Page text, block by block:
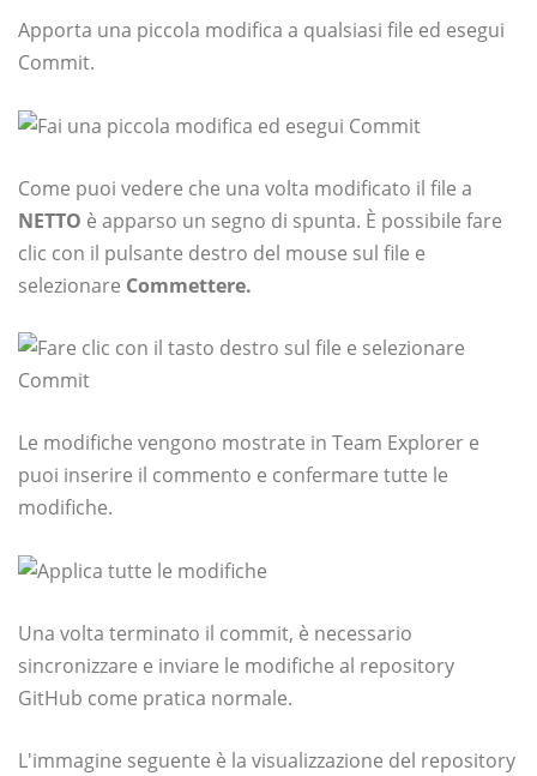
Apporta una piccola modifica a qualsiasi file ed esegui
Commit.
Come puoi vedere che una volta modificato il file a
NETTO è apparso un segno di spunta. È possibile fare
clic con il pulsante destro del mouse sul file e
selezionare Commettere.
Le modifiche vengono mostrate in Team Explorer e
puoi inserire il commento e confermare tutte le
modifiche.
Una volta terminato il commit, è necessario
sincronizzare e inviare le modifiche al repository
GitHub come pratica normale.
L'immagine seguente è la visualizzazione del repository